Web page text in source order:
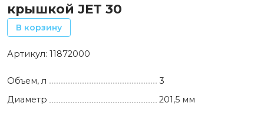
крышкой JET 30
В корзину
Артикул: 11872000
Объем, л
3
Диаметр
201,5 мм